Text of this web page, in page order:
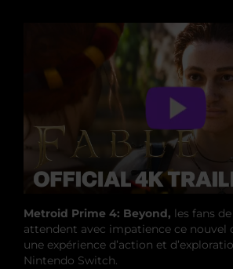
Metroid Prime 4: Beyond, les fans
attendent avec impatience ce nouvel
une expérience d’action et
Nintendo Switch.